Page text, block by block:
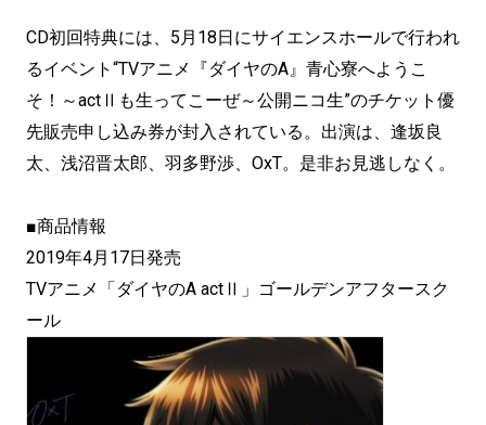
CD初回特典には、5月18日にサイエンスホールで行われ
るイベント“TVアニメ『ダイヤのA』青心寮へようこ
そ！～actⅡも生ってこーぜ～公開ニコ生”のチケット優
先販売申し込み券が封入されている。出演は、逢坂良
太、浅沼晋太郎、羽多野渉、OxT。是非お見逃しなく。
■商品情報
2019年4月17日発売
TVアニメ「ダイヤのA actⅡ」ゴールデンアフタースク
ール